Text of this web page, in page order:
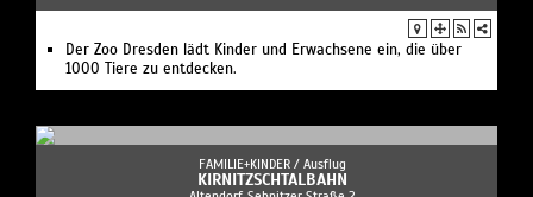
Der Zoo Dresden lädt Kinder und Erwachsene ein, die über
1000 Tiere zu entdecken.
FAMILIE+KINDER / Ausflug
KIRNITZSCHTALBAHN